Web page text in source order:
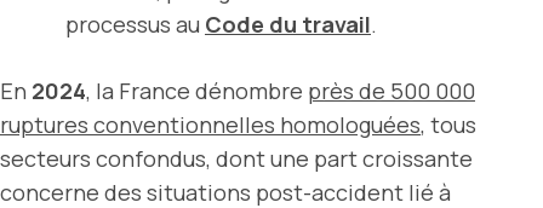
processus au Code du travail.
En 2024, la France dénombre près de 500 000
ruptures conventionnelles homologuées, tous
secteurs confondus, dont une part croissante
concerne des situations post-accident lié à